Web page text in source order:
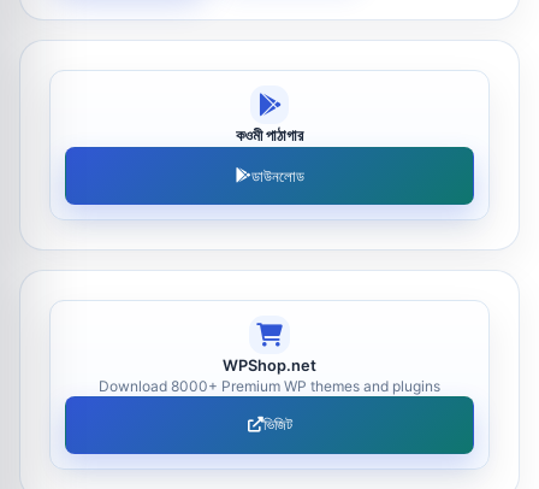
কওমী পাঠাগার
ডাউনলোড
WPShop.net
Download 8000+ Premium WP themes and plugins
ভিজিট